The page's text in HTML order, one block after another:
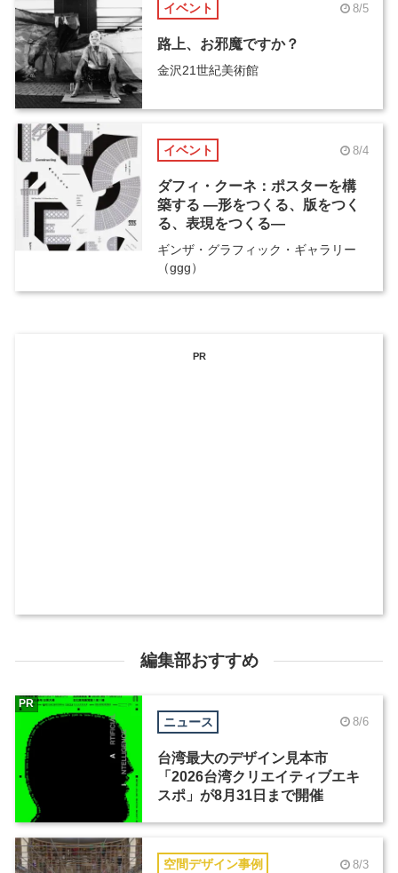
イベント 8/5
路上、お邪魔ですか？
金沢21世紀美術館
イベント 8/4
ダフィ・クーネ：ポスターを構
築する ―形をつくる、版をつく
る、表現をつくる―
ギンザ・グラフィック・ギャラリー
（ggg）
PR
編集部おすすめ
ニュース 8/6
台湾最大のデザイン見本市
「2026台湾クリエイティブエキ
スポ」が8月31日まで開催
PR
空間デザイン事例 8/3